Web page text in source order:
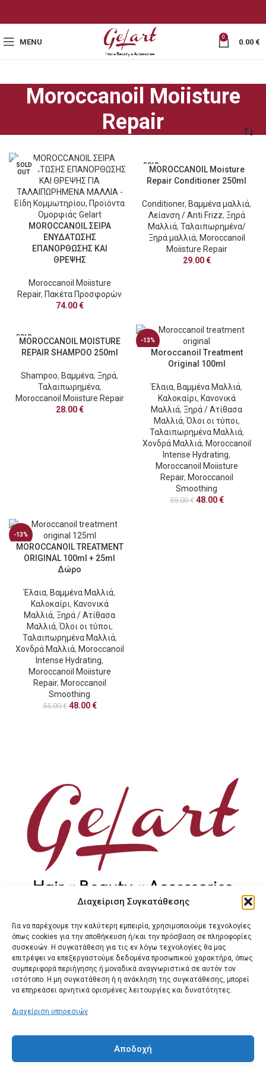
Διαχείριση Συγκατάθεσης
Για να παρέχουμε την καλύτερη εμπειρία, χρησιμοποιούμε τεχνολογίες
όπως cookies για την αποθήκευση ή/και την πρόσβαση σε πληροφορίες
συσκευών. Η συγκατάθεση για τις εν λόγω τεχνολογίες θα μας
επιτρέψει να επεξεργαστούμε δεδομένα προσωπικού χαρακτήρα, όπως
συμπεριφορά περιήγησης ή μοναδικά αναγνωριστικά σε αυτόν τον
ιστότοπο. Η μη συγκατάθεση ή η ανάκληση της συγκατάθεσης, μπορεί
να επηρεάσει αρνητικά ορισμένες λειτουργίες και δυνατότητες.
Διαχείριση υπηρεσιών
Αποδοχή
MENU
0
0.00 €
Moroccanoil Moiisture
Repair
SOLD
OUT
MOROCCANOIL ΣΕΙΡΑ
ΕΝΥΔΑΤΩΣΗΣ
ΕΠΑΝΟΡΘΩΣΗΣ ΚΑΙ
ΘΡΕΨΗΣ
Moroccanoil Moiisture
Repair, Πακέτα Προσφορών
74.00€
SOLD
OUT
MOROCCANOIL Moisture
Repair Conditioner 250ml
Conditioner, Βαμμένα μαλλιά,
Λείανση / Anti Frizz, Ξηρά
Μαλλιά, Ταλαιπωρημένα/
Ξηρά μαλλιά, Moroccanoil
Moiisture Repair
29.00€
SOLD
OUT
MOROCCANOIL MOISTURE
REPAIR SHAMPOO 250ml
Shampoo, Βαμμένα, Ξηρά,
Ταλαιπωρημένα,
Moroccanoil Moiisture Repair
28.00€
-13%
Moroccanoil Treatment
Original 100ml
Έλαια, Βαμμένα Μαλλιά,
Καλοκαίρι, Κανονικά
Μαλλιά, Ξηρά / Ατίθασα
Μαλλιά, Όλοι οι τύποι,
Ταλαιπωρημένα Μαλλιά,
Χονδρά Μαλλιά, Moroccanoil
Intense Hydrating,
Moroccanoil Moiisture
Repair, Moroccanoil
Smoothing
55.00€ 48.00€
-13%
HOT
MOROCCANOIL TREATMENT
ORIGINAL 100ml + 25ml
Δώρο
Έλαια, Βαμμένα Μαλλιά,
Καλοκαίρι, Κανονικά
Μαλλιά, Ξηρά / Ατίθασα
Μαλλιά, Όλοι οι τύποι,
Ταλαιπωρημένα Μαλλιά,
Χονδρά Μαλλιά, Moroccanoil
Intense Hydrating,
Moroccanoil Moiisture
Repair, Moroccanoil
Smoothing
55.00€ 48.00€
Εδώ και είκοσι χρόνια δραστηριοποιούμαστε στο χώρο
αυτό, από αγάπη για την φροντίδα των μαλλιών και την
ομορφιά. Μία αγάπη για την δουλειά μας, που πλέον
απεικονίζεται στα πρόσωπα ικανοποιημένων πελατών!
ΕΠΙΚΟΙΝΩΝΊΑ